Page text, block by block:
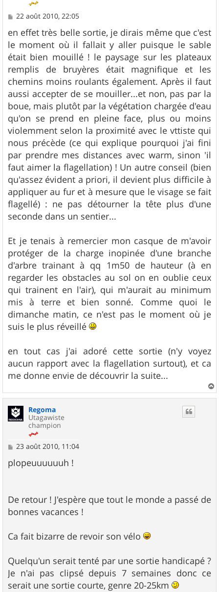
M
s
s
a
g
e
22 août 2010, 22:05
en effet très belle sortie, je dirais même que c'est
le moment où il fallait y aller puisque le sable
était bien mouillé ! le paysage sur les plateaux
remplis de bruyères était magnifique et les
chemins moins roulants également. Après il faut
aussi accepter de se mouiller...et non, pas par la
boue, mais plutôt par la végétation chargée d'eau
qu'on se prend en pleine face, plus ou moins
violemment selon la proximité avec le vttiste qui
nous précède (ce qui explique pourquoi j'ai fini
par prendre mes distances avec warm, sinon 'il
faut aimer la flagellation) ! Un autre conseil (bien
qu'assez évident a priori, il devient plus difficile à
appliquer au fur et à mesure que le visage se fait
flagellé) : ne pas détourner la tête plus d'une
seconde dans un sentier...
Et je tenais à remercier mon casque de m'avoir
protéger de la charge inopinée d'une branche
d'arbre trainant à qq 1m50 de hauteur (à en
regarder les obstacles au sol on en oublie ceux
qui trainent en l'air), qui m'aurait au minimum
mis à terre et bien sonné. Comme quoi le
dimanche matin, ce n'est pas le moment où je
suis le plus réveillé
en tout cas j'ai adoré cette sortie (n'y voyez
aucun rapport avec la flagellation surtout), et ca
me donne envie de découvrir la suite...
a
Regoma
Utagawiste
champion
M
s
s
23 août 2010, 11:04
plopeuuuuuuh !
De retour ! J'espère que tout le monde a passé de
bonnes vacances !
Ca fait bizarre de revoir son vélo
Quelqu'un serait tenté par une sortie handicapé ?
Je n'ai pas clipsé depuis 7 semaines donc ce
serait une sortie courte, genre 20-25km